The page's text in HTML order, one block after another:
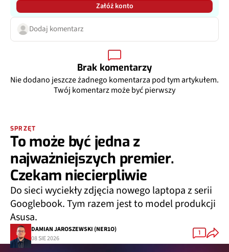
Załóż konto
Dodaj komentarz
Brak komentarzy
Nie dodano jeszcze żadnego komentarza pod tym artykułem.
Twój komentarz może być pierwszy
SPRZĘT
To może być jedna z
najważniejszych premier.
Czekam niecierpliwie
Do sieci wyciekły zdjęcia nowego laptopa z serii
Googlebook. Tym razem jest to model produkcji
Asusa.
DAMIAN JAROSZEWSKI (NER1O)
08 SIE 2026
1